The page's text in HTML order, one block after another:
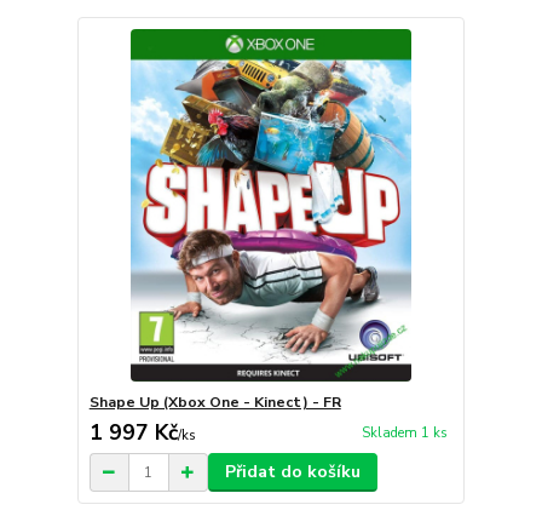
Shape Up (Xbox One - Kinect) - FR
1 997 Kč/ks Skladem 1 ks
Přidat do košíku